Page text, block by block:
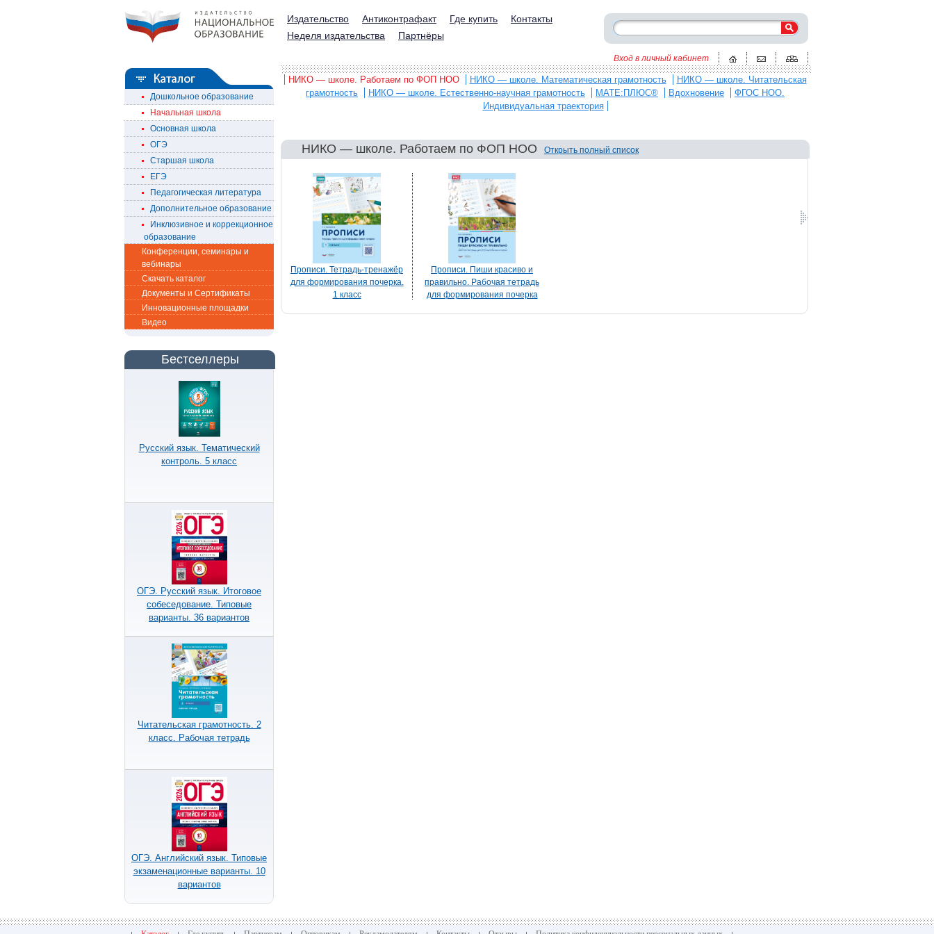
Издательство Антиконтрафакт Где купить
Контакты
Неделя издательства
Партнёры
Вход в личный кабинет
Дошкольное образование
Начальная школа
Основная школа
ОГЭ
Старшая школа
ЕГЭ
Педагогическая литература
Дополнительное образование
Инклюзивное и коррекционное
образование
Конференции, семинары и
вебинары
Скачать каталог
Документы и Сертификаты
Инновационные площадки
Видео
Бестселлеры
Русский язык. Тематический
контроль. 5 класс
ОГЭ. Русский язык. Итоговое
собеседование. Типовые
варианты. 36 вариантов
Читательская грамотность. 2
класс. Рабочая тетрадь
ОГЭ. Английский язык. Типовые
экзаменационные варианты. 10
вариантов
НИКО — школе. Работаем по ФОП НОО НИКО — школе. Математическая грамотность
НИКО — школе. Читательская
грамотность
НИКО — школе. Естественно-научная грамотность МАТЕ:ПЛЮС® Вдохновение
ФГОС НОО.
Индивидуальная траектория
НИКО — школе. Работаем по ФОП НОО Открыть полный список
Прописи. Тетрадь-тренажёр
для формирования почерка.
1 класс
Прописи. Пиши красиво и
правильно. Рабочая тетрадь
для формирования почерка